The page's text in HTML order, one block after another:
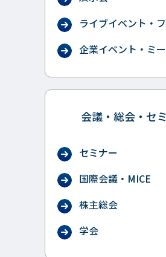
ライブイベント・
企業イベント・ミ
会議・総会・セ
セミナー
国際会議・MICE
株主総会
学会